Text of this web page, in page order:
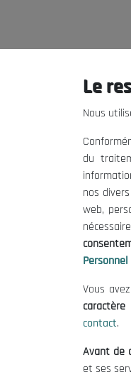
Le CNESE
Le président
Organisation
Publications
Le
Nous
du
nos
web,
Personnel
Vous
caractère
contact.
Avant de
et ses